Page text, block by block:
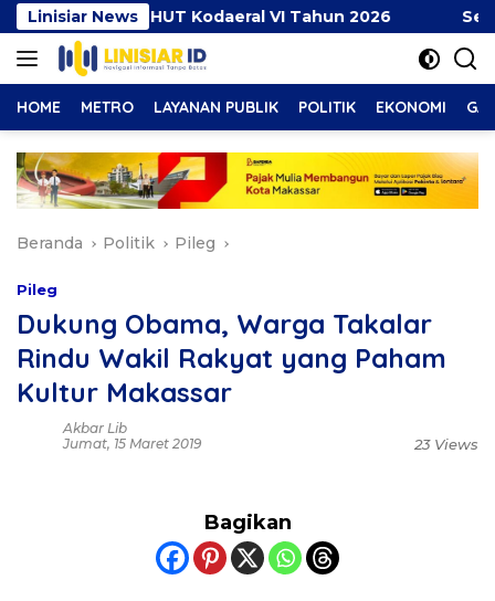
Langsung
ke
konten
Linisiar News
Syukuran HUT Kodaeral VI Tahun 2026
HOME METRO LAYANAN PUBLIK POLITIK EKONOMI
Beranda Politik Pileg
Pileg
Dukung Obama, Warga Takalar
Rindu Wakil Rakyat yang Paham
Kultur Makassar
Akbar Lib
Jumat, 15 Maret 2019
23 Views
Bagikan